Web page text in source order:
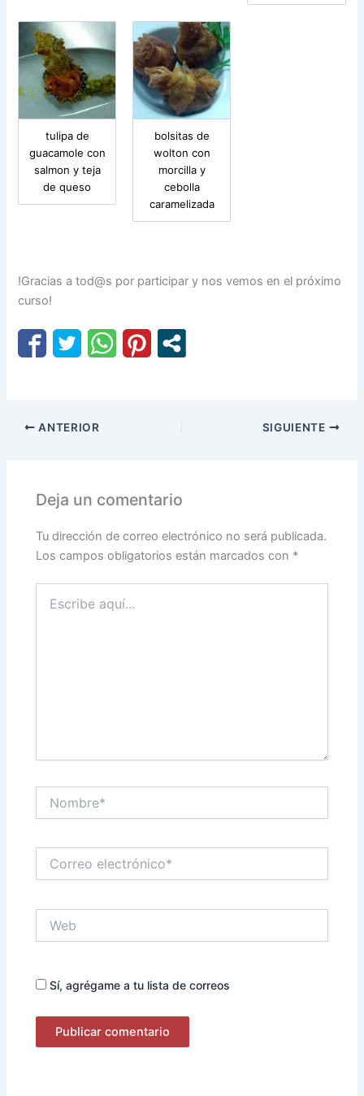
tulipa de
guacamole con
salmon y teja
de queso
bolsitas de
wolton con
morcilla y
cebolla
caramelizada
!Gracias a tod@s por participar y nos vemos en el próximo
curso!
ANTERIOR SIGUIENTE
Deja un comentario
Tu dirección de correo electrónico no será publicada.
Los campos obligatorios están marcados con *
aquí...
electrónico*
Sí, agrégame a tu lista de correos